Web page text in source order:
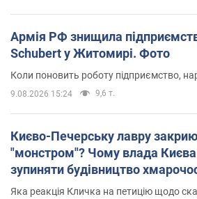
Армія РФ знищила
Schubert у Житомирі. Фото
Коли поновить роботу підприємство,
9.08.2026 15:24 9,6 т.
Києво-Печерську лавру
"монстром"? Чому влада
зупиняти будівництво
вірянина"
Яка реакція Кличка на петицію щодо